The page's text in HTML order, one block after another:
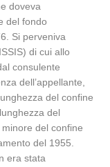
doveva
del fondo
Si perveniva
di cui allo
consulente
dell’appellante,
del confine
del
del confine
del 1955.
era stata